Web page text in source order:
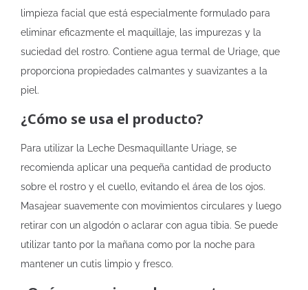
limpieza facial que está especialmente formulado para
eliminar eficazmente el maquillaje, las impurezas y la
suciedad del rostro. Contiene agua termal de Uriage, que
proporciona propiedades calmantes y suavizantes a la
piel.
¿Cómo se usa el producto?
Para utilizar la Leche Desmaquillante Uriage, se
recomienda aplicar una pequeña cantidad de producto
sobre el rostro y el cuello, evitando el área de los ojos.
Masajear suavemente con movimientos circulares y luego
retirar con un algodón o aclarar con agua tibia. Se puede
utilizar tanto por la mañana como por la noche para
mantener un cutis limpio y fresco.